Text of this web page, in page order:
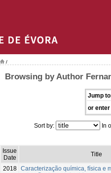
/
Browsing by Author
Jump
or
Sort by: In
Issue
Date
Title
2018 Caracterização química, física e